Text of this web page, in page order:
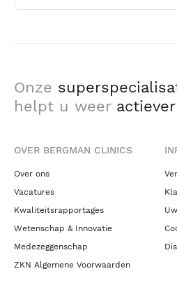
Onze
helpt u weer
OVER BERGMAN CLINICS
Over ons
Vacatures
Kwaliteitsrapportages
Wetenschap & Innovatie
Medezeggenschap
ZKN Algemene Voorwaarden